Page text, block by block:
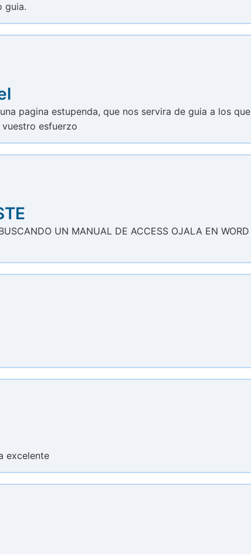
guia.
pagina estupenda, que nos servira de guia a los que
esfuerzo
UN MANUAL DE ACCESS OJALA EN WORD
excelente